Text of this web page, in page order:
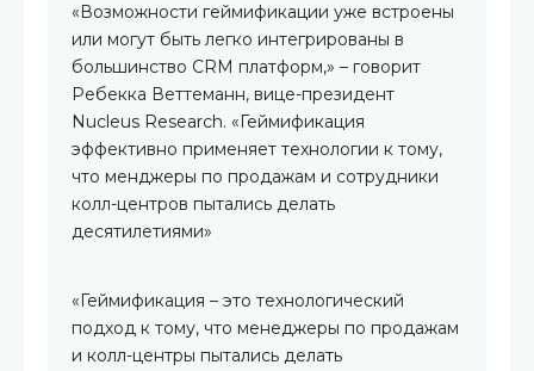
«Возможности геймификации уже встроены
или могут быть легко интегрированы в
большинство CRM платформ,» – говорит
Ребекка Веттеманн, вице-президент
Nucleus Research. «Геймификация
эффективно применяет технологии к тому,
что менджеры по продажам и сотрудники
колл-центров пытались делать
десятилетиями»
«Геймификация – это технологический
подход к тому, что менеджеры по продажам
и колл-центры пытались делать